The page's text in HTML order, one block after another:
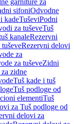
garniture za
sifoniOdvodne
kadeTuševiPodni
za tuševeTuš
kanaleRezervni
Rezervni delovi
za
za tuševeZidni
zidne
Tuš kade i tuš
Tuš podloge od
elementiTuš
za Tuš podloge od
delovi za